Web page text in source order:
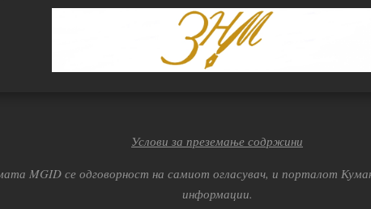
Услови за преземање содржини
MGID се одговорност на самиот огласувач, и порталот
информации.